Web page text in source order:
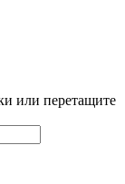
или перетащите